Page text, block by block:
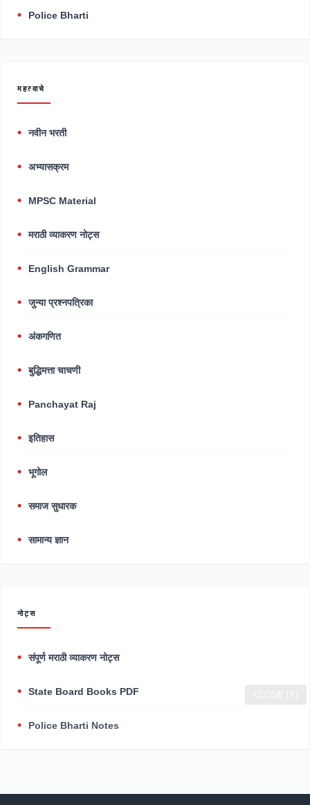
Police Bharti
महत्वाचे
नवीन भरती
अभ्यासक्रम
MPSC Material
मराठी व्याकरण नोट्स
English Grammar
जुन्या प्रश्नपत्रिका
अंकगणित
बुद्धिमत्ता चाचणी
Panchayat Raj
इतिहास
भूगोल
समाज सुधारक
सामान्य ज्ञान
नोट्स
संपूर्ण मराठी व्याकरण नोट्स
State Board Books PDF
Police Bharti Notes